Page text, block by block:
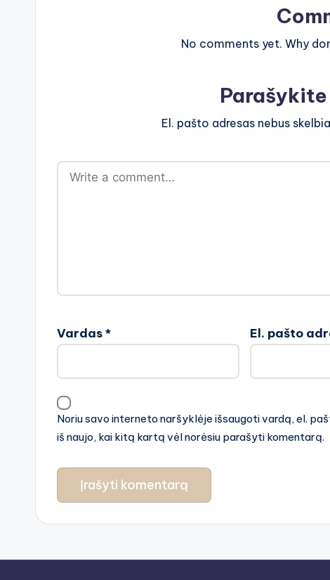
No comments yet. Why
El. pašto adresas nebus
Vardas* El. pašto
Noriu savo interneto naršyklėje išsaugoti vardą, el.
iš naujo, kai kitą kartą vėl norėsiu parašyti komentarą.